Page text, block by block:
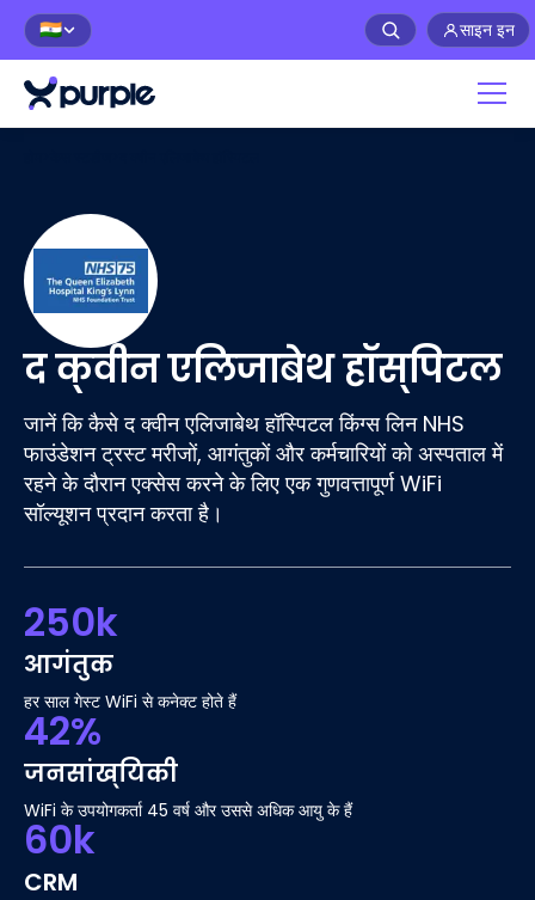
🇮🇳 साइन इन
द क्वीन एलिजाबेथ हॉस्पिटल
जानें कि कैसे द क्वीन एलिजाबेथ हॉस्पिटल किंग्स लिन NHS
फाउंडेशन ट्रस्ट मरीजों, आगंतुकों और कर्मचारियों को अस्पताल में
रहने के दौरान एक्सेस करने के लिए एक गुणवत्तापूर्ण WiFi
सॉल्यूशन प्रदान करता है।
250k
आगंतुक
हर साल गेस्ट WiFi से कनेक्ट होते हैं
42%
जनसांख्यिकी
WiFi के उपयोगकर्ता 45 वर्ष और उससे अधिक आयु के हैं
60k
CRM